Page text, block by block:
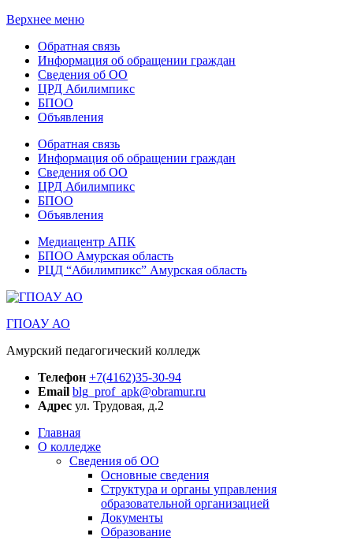
Верхнее меню
Обратная связь
Информация об обращении граждан
Сведения об ОО
ЦРД Абилимпикс
БПОО
Объявления
Обратная связь
Информация об обращении граждан
Сведения об ОО
ЦРД Абилимпикс
БПОО
Объявления
Медиацентр АПК
БПОО Амурская область
РЦД “Абилимпикс” Амурская область
ГПОАУ АО
Амурский педагогический колледж
Телефон +7(4162)35-30-94
Email blg_prof_apk@obramur.ru
Адрес ул. Трудовая, д.2
Главная
О колледже
Сведения об ОО
Основные сведения
Структура и органы управления
образовательной организацией
Документы
Образование